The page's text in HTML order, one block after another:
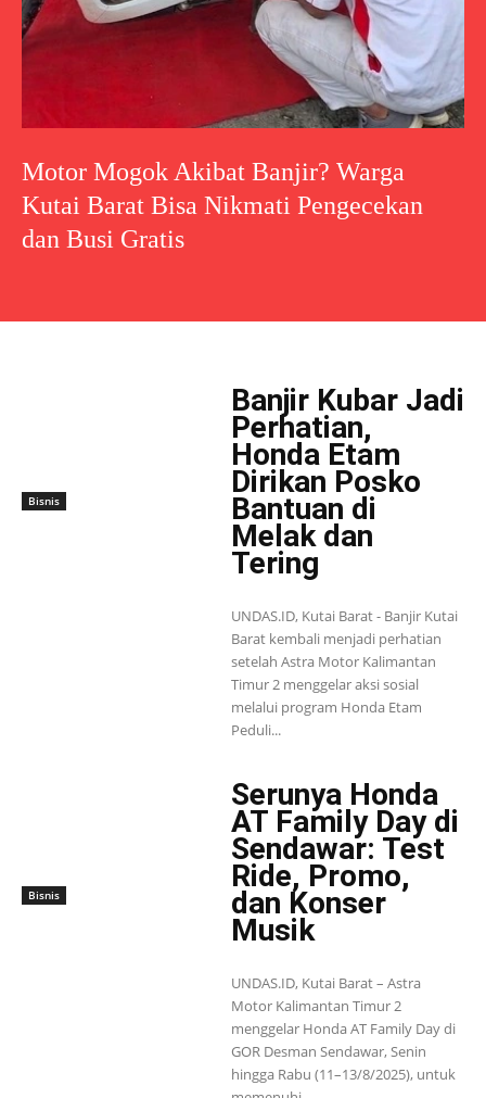
Motor Mogok Akibat Banjir? Warga
Kutai Barat Bisa Nikmati Pengecekan
dan Busi Gratis
Bisnis
Banjir Kubar Jadi
Perhatian,
Honda Etam
Dirikan Posko
Bantuan di
Melak dan
Tering
UNDAS.ID, Kutai Barat - Banjir Kutai
Barat kembali menjadi perhatian
setelah Astra Motor Kalimantan
Timur 2 menggelar aksi sosial
melalui program Honda Etam
Peduli...
Bisnis
Serunya Honda
AT Family Day di
Sendawar: Test
Ride, Promo,
dan Konser
Musik
UNDAS.ID, Kutai Barat – Astra
Motor Kalimantan Timur 2
menggelar Honda AT Family Day di
GOR Desman Sendawar, Senin
hingga Rabu (11–13/8/2025), untuk